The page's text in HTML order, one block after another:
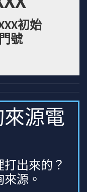
初始
號
源電
出來的？
源。